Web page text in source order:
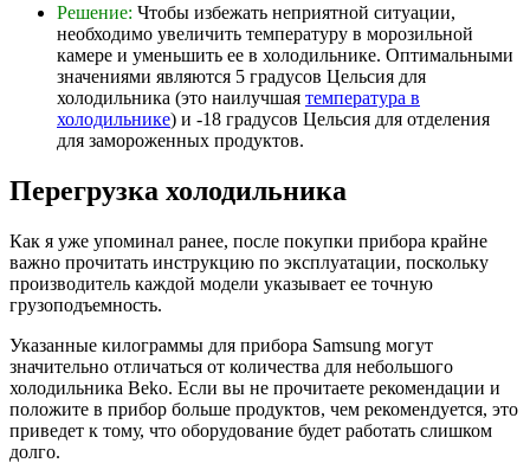
Решение: Чтобы избежать неприятной ситуации,
необходимо увеличить температуру в морозильной
камере и уменьшить ее в холодильнике. Оптимальными
значениями являются 5 градусов Цельсия для
холодильника (это наилучшая температура в
холодильнике) и -18 градусов Цельсия для отделения
для замороженных продуктов.
Перегрузка холодильника
Как я уже упоминал ранее, после покупки прибора крайне
важно прочитать инструкцию по эксплуатации, поскольку
производитель каждой модели указывает ее точную
грузоподъемность.
Указанные килограммы для прибора Samsung могут
значительно отличаться от количества для небольшого
холодильника Beko. Если вы не прочитаете рекомендации и
положите в прибор больше продуктов, чем рекомендуется, это
приведет к тому, что оборудование будет работать слишком
долго.